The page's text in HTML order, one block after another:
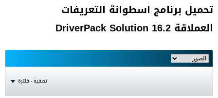
تحميل برنامج اسطوانة التعريفات
العملاقة DriverPack Solution 16.2
تصفية - فلترة